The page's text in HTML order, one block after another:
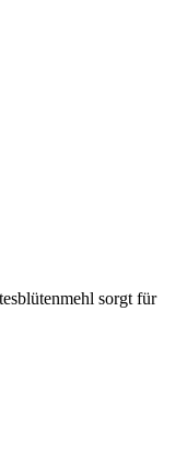
sorgt für